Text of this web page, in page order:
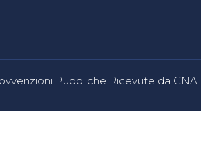
Pubbliche Ricevute da CNA